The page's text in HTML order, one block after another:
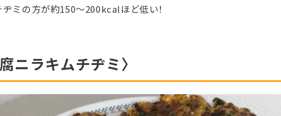
ミの方が約150～200kcalほど低い！
腐ニラキムチヂミ〉